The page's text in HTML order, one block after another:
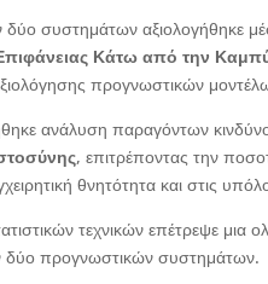
δύο συστημάτων αξιολογήθηκε
Κάτω από την
προγνωστικών
ανάλυση παραγόντων
, επιτρέποντας την
θνητότητα και στις
τεχνικών επέτρεψε μια
δύο προγνωστικών συστημάτων.